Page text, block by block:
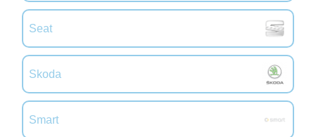
Seat
Skoda
Smart